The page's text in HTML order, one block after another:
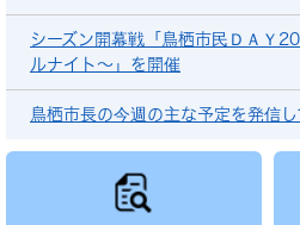
シーズン開幕戦「鳥栖市民ＤＡＹ
ルナイト～」を開催
鳥栖市長の今週の主な予定を発信し